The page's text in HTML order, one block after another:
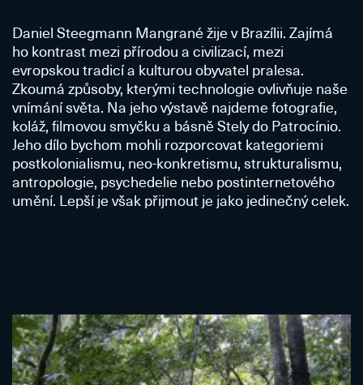
Daniel Steegmann Mangrané žije v Brazílii. Zajímá
ho kontrast mezi přírodou a civilizací, mezi
evropskou tradicí a kulturou obyvatel pralesa.
Zkoumá způsoby, kterými technologie ovlivňuje naše
vnímání světa. Na jeho výstavě najdeme fotografie,
koláž, filmovou smyčku a básně Stely do Patrocínio.
Jeho dílo bychom mohli rozporcovat kategoriemi
postkolonialismu, neo-konkretismu, strukturalismu,
antropologie, psychedelie nebo postinternetového
umění. Lepší je však přijmout je jako jedinečný celek.